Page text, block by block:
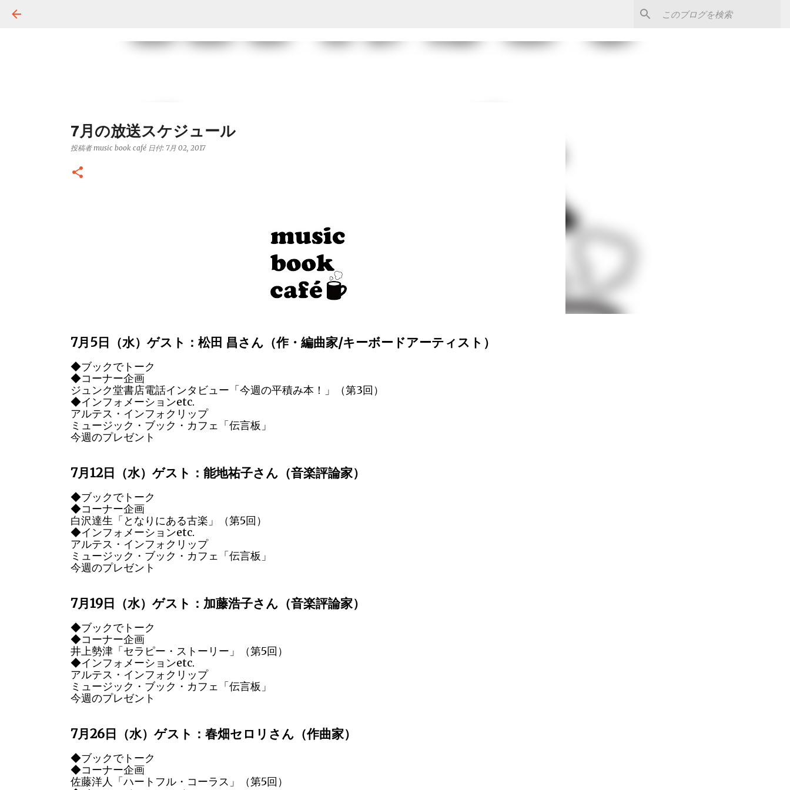
7月の放送スケジュール
投稿者music book café 日付: 7月 02, 2017
7月5日（水）ゲスト：松田 昌さん（作・編曲家/キーボードアーティスト）
◆ブックでトーク
◆コーナー企画
ジュンク堂書店電話インタビュー「今週の平積み本！」（第3回）
◆インフォメーションetc.
アルテス・インフォクリップ
ミュージック・ブック・カフェ「伝言板」
今週のプレゼント
7月12日（水）ゲスト：能地祐子さん（音楽評論家）
◆ブックでトーク
◆コーナー企画
白沢達生「となりにある古楽」（第5回）
◆インフォメーションetc.
アルテス・インフォクリップ
ミュージック・ブック・カフェ「伝言板」
今週のプレゼント
7月19日（水）ゲスト：加藤浩子さん（音楽評論家）
◆ブックでトーク
◆コーナー企画
井上勢津「セラピー・ストーリー」（第5回）
◆インフォメーションetc.
アルテス・インフォクリップ
ミュージック・ブック・カフェ「伝言板」
今週のプレゼント
7月26日（水）ゲスト：春畑セロリさん（作曲家）
◆ブックでトーク
◆コーナー企画
佐藤洋人「ハートフル・コーラス」（第5回）